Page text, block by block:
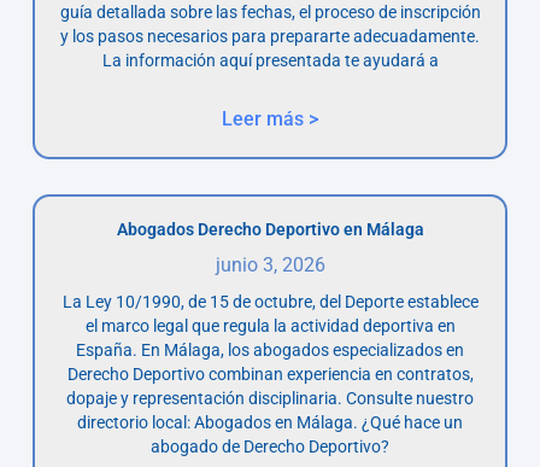
guía detallada sobre las fechas, el proceso de inscripción
y los pasos necesarios para prepararte adecuadamente.
La información aquí presentada te ayudará a
Leer más >
Abogados Derecho Deportivo en Málaga
junio 3, 2026
La Ley 10/1990, de 15 de octubre, del Deporte establece
el marco legal que regula la actividad deportiva en
España. En Málaga, los abogados especializados en
Derecho Deportivo combinan experiencia en contratos,
dopaje y representación disciplinaria. Consulte nuestro
directorio local: Abogados en Málaga. ¿Qué hace un
abogado de Derecho Deportivo?